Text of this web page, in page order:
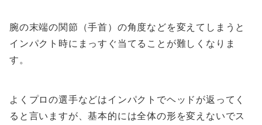
腕の末端の関節（手首）の角度などを変えてしまうと
インパクト時にまっすぐ当てることが難しくなりま
す。
よくプロの選手などはインパクトでヘッドが返ってく
ると言いますが、基本的には全体の形を変えないでス